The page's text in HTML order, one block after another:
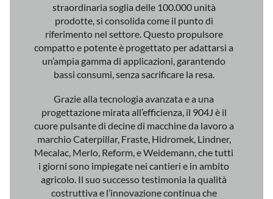
straordinaria soglia delle 100.000 unità
prodotte, si consolida come il punto di
riferimento nel settore. Questo propulsore
compatto e potente è progettato per adattarsi a
un’ampia gamma di applicazioni, garantendo
bassi consumi, senza sacrificare la resa.
Grazie alla tecnologia avanzata e a una
progettazione mirata all’efficienza, il 904J è il
cuore pulsante di decine di macchine da lavoro a
marchio Caterpillar, Fraste, Hidromek, Lindner,
Mecalac, Merlo, Reform, e Weidemann, che tutti
i giorni sono impiegate nei cantieri e in ambito
agricolo. Il suo successo testimonia la qualità
costruttiva e l’innovazione continua che